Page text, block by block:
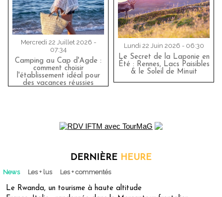
Mercredi 22 Juillet 2026 -
07:34
Camping au Cap d'Agde :
comment choisir
l'établissement idéal pour
des vacances réussies
Lundi 22 Juin 2026 - 06:30
Le Secret de la Laponie en
Été : Rennes, Lacs Paisibles
& le Soleil de Minuit
DERNIÈRE HEURE
News Les + lus Les + commentés
Le Rwanda, un tourisme à haute altitude